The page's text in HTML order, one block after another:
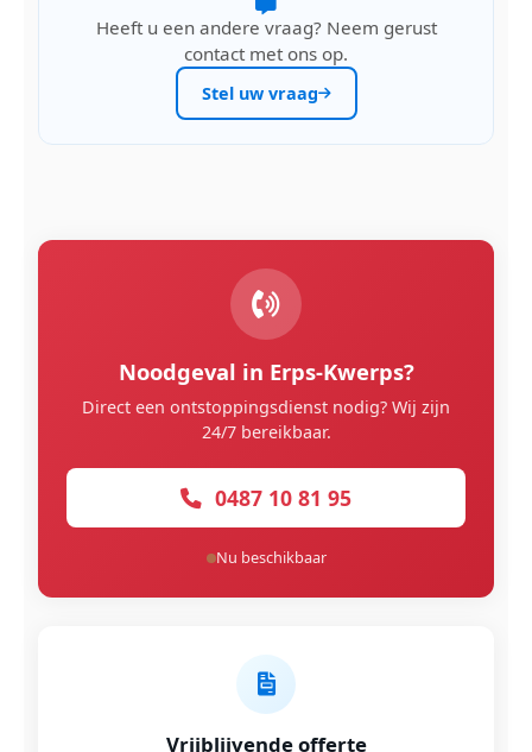
Heeft u een andere vraag? Neem gerust
contact met ons op.
Stel uw vraag
Noodgeval in Erps-Kwerps?
Direct een ontstoppingsdienst nodig? Wij zijn
24/7 bereikbaar.
0487 10 81 95
Nu beschikbaar
Vrijblijvende offerte